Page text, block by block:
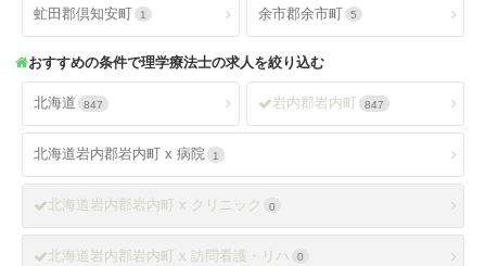
虻田郡倶知安町 1 余市郡余市町 5
おすすめの条件で理学療法士の求人を絞り込む
北海道 847 岩内郡岩内町 847
北海道岩内郡岩内町 x 病院 1
北海道岩内郡岩内町 x クリニック 0
北海道岩内郡岩内町 x 訪問看護・リハ 0